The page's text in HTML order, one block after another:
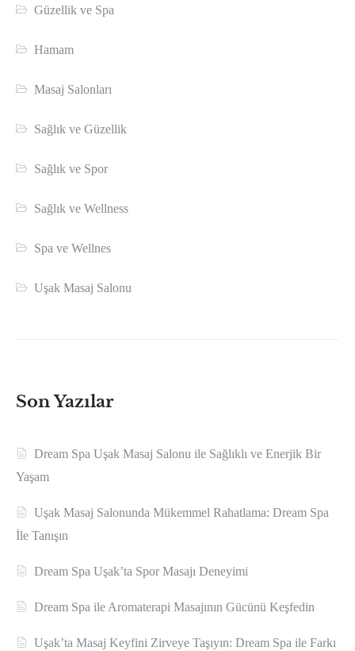
Güzellik ve Spa
Hamam
Masaj Salonları
Sağlık ve Güzellik
Sağlık ve Spor
Sağlık ve Wellness
Spa ve Wellnes
Uşak Masaj Salonu
Son Yazılar
Dream Spa Uşak Masaj Salonu ile Sağlıklı ve Enerjik Bir
Yaşam
Uşak Masaj Salonunda Mükemmel Rahatlama: Dream Spa
İle Tanışın
Dream Spa Uşak’ta Spor Masajı Deneyimi
Dream Spa ile Aromaterapi Masajının Gücünü Keşfedin
Uşak’ta Masaj Keyfini Zirveye Taşıyın: Dream Spa ile Farkı